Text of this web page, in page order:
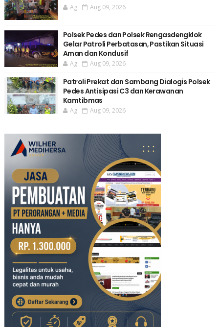
Ag Aug 09, 2026
Polsek Pedes dan Polsek Rengasdengklok
Gelar Patroli Perbatasan, Pastikan Situasi
Aman dan Kondusif
Ag Aug 09, 2026
Patroli Prekat dan Sambang Dialogis Polsek
Pedes Antisipasi C3 dan Kerawanan
Kamtibmas
Ag Aug 09, 2026